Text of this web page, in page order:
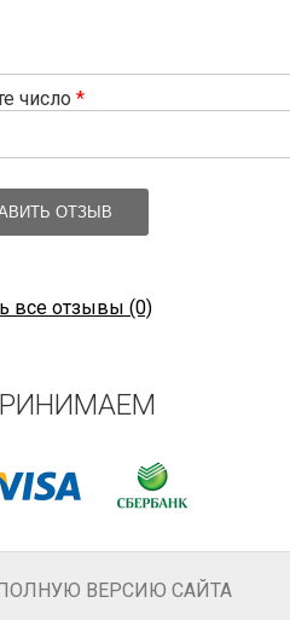
число *
ОТЗЫВ
все отзывы (0)
ВЕРСИЮ САЙТА